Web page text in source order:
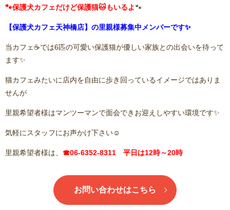
🐾保護犬カフェだけど保護猫🐱もいるよ🐾
【保護犬カフェ天神橋店】の里親様募集中メンバーです✨
当カフェ☕️では6匹の可愛い保護猫が優しい家族との出会いを待って
ます✨
猫カフェみたいに店内を自由に歩き回っているイメージではありま
せんが
里親希望者様はマンツーマンで面会できお迎えしやすい環境です✨
気軽にスタッフにお声かけ下さい☺️
里親希望者様は、 ☎06-6352-8311 平日は12時～20時
お問い合わせはこちら